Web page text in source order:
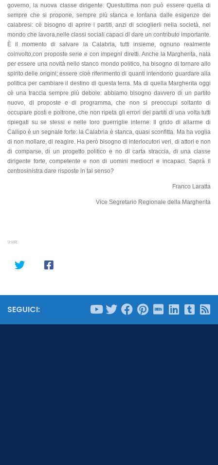
governo, la nuova classe dirigente. Questultima non può essere quella di
sempre che si propone, sempre più stanca e lontana dalle esigenze dei
calabresi: cè bisogno di aprire i partiti, anzi di scioglierli nella società, nel
mondo che lavora,nelle classi sociali capaci di dare un contributo importante.
È il momento di salvare la Calabria, tutti insieme, ognuno realmente
coinvolto,con proposte serie e con impegni diretti. Anche la Margherita, nata
per essere una novità nello stanco mondo politico, ha bisogno di tornare allo
spirito delle origini; essere cioè riferimento di quanti intendono guardare alla
politica per cambiare il destino di questa terra. Ma di quella Margherita oggi
cè una traccia sempre più debole: abbiamo bisogno davvero di un partito
nuovo, di proposte e di programma, che non si preoccupi soltanto di
occupare posti e poltrone, che non ripeta gli errori dei partiti di una volta tutti
ripiegati su se stessi e nelle loro guerriglie interne. Il grido di allarme di
Callipo è un segnale forte: la Calabria è stanca, quasi sconfitta. Ma ha voglia
di non mollare, di reagire. Ha però bisogno di interlocutori veri, di attori e non
di comparse, di un progetto politico e no di carta straccia, di una classe
dirigente forte, competente e non di uomini mediocri e incapaci. Saprà il
centrosinistra dare risposte in tal senso?
Franco Laratta
Vice Segretario Regionale della Margherita
SHARE
SEGUICI: